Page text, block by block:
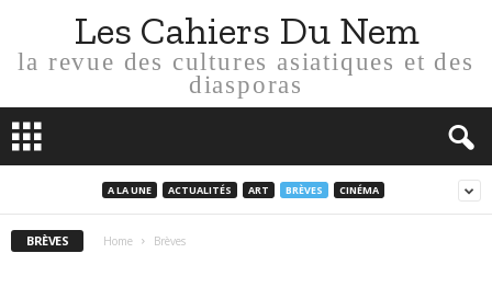
Les Cahiers Du Nem
la revue des cultures asiatiques et des
diasporas
A LA UNE ACTUALITÉS ART BRÈVES CINÉMA
BRÈVES Home Brèves